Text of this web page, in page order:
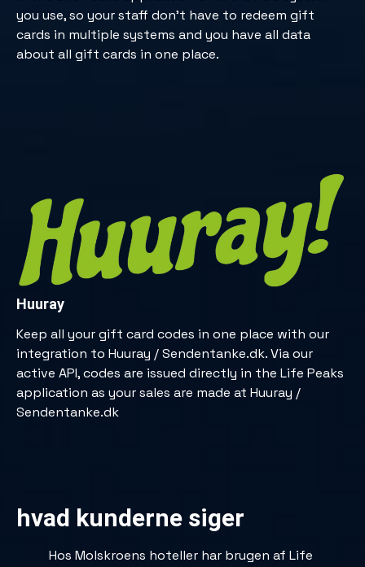
you use, so your staff don't have to redeem gift
cards in multiple systems and you have all data
about all gift cards in one place.
Huuray
Keep all your gift card codes in one place with our
integration to Huuray / Sendentanke.dk. Via our
active API, codes are issued directly in the Life Peaks
application as your sales are made at Huuray /
Sendentanke.dk
hvad kunderne siger
Hos Molskroens hoteller har brugen af Life